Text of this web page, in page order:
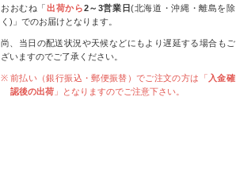
おおむね「出荷から2～3営業日(北海道・沖縄・離島を除
く)」でのお届けとなります。
尚、当日の配送状況や天候などにもより遅延する場合もご
ざいますのでご了承ください。
前払い（銀行振込・郵便振替）でご注文の方は「 入金確
認後の出荷 」となりますのでご注意下さい。